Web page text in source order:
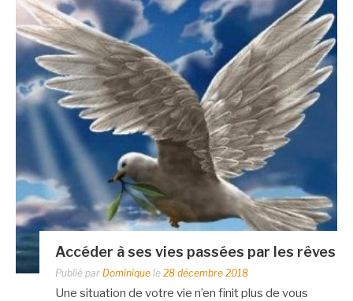
Accéder à ses vies passées par les rêves
Publié par Dominique le 28 décembre 2018
Une situation de votre vie n’en finit plus de vous